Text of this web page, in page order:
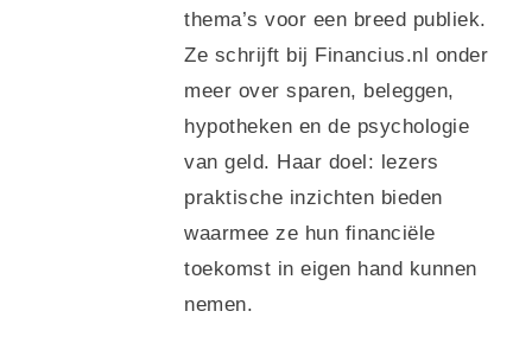
thema’s voor een breed publiek.
Ze schrijft bij Financius.nl onder
meer over sparen, beleggen,
hypotheken en de psychologie
van geld. Haar doel: lezers
praktische inzichten bieden
waarmee ze hun financiële
toekomst in eigen hand kunnen
nemen.